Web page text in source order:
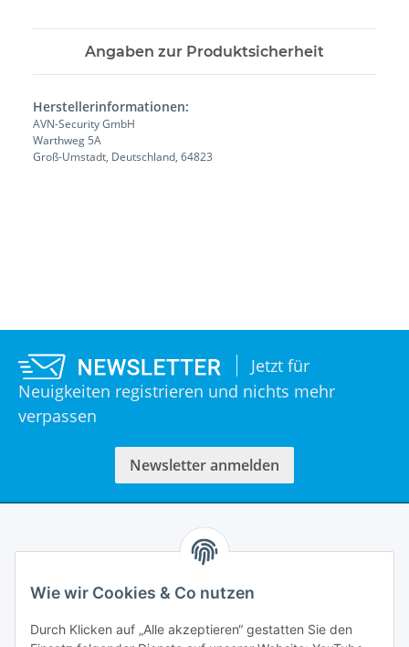
Angaben zur Produktsicherheit
Herstellerinformationen:
AVN-Security GmbH
Warthweg 5A
Groß-Umstadt, Deutschland, 64823
Jetzt für
Neuigkeiten registrieren und nichts mehr
verpassen
Newsletter anmelden
Informationen
Wie wir Cookies & Co nutzen
Durch Klicken auf „Alle akzeptieren“ gestatten Sie den